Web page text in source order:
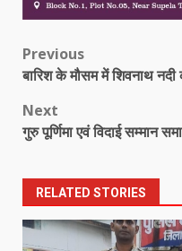
Post
Previous
बारिश के मौसम में शिवनाथ
Next
गुरु पूर्णिमा एवं विदाई सम्मान
RELATED STORIES